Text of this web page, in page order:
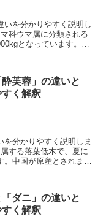
いを分かりやすく説明し
科ウマ属に分類される
となっています。ウ
酔芙蓉」の違いと
く解釈
を分かりやすく説明しま
する落葉低木で、夏に
中国が原産とされます
「ダニ」の違いと
く解釈